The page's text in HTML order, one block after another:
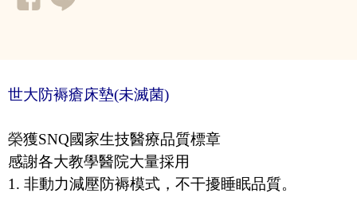
世大防褥瘡床墊(未滅菌)
榮獲SNQ國家生技醫療品質標章
感謝各大教學醫院大量採用
1. 非動力減壓防褥模式，不干擾睡眠品質。